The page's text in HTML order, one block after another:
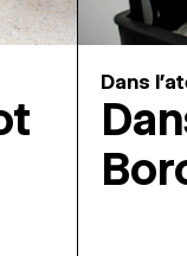
Dans